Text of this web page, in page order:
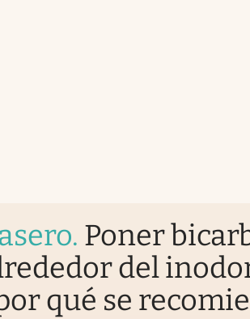
. Poner
del
qué se